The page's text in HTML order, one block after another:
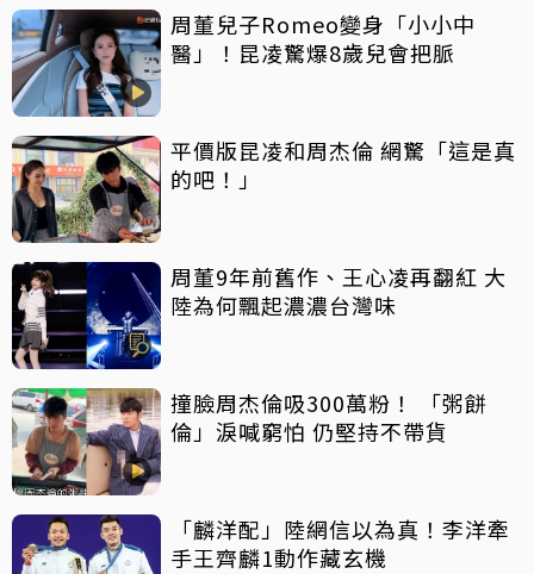
周董兒子Romeo變身「小小中
醫」！昆凌驚爆8歲兒會把脈
平價版昆凌和周杰倫 網驚「這是真
的吧！」
周董9年前舊作、王心凌再翻紅 大
陸為何飄起濃濃台灣味
撞臉周杰倫吸300萬粉！ 「粥餅
倫」淚喊窮怕 仍堅持不帶貨
「麟洋配」陸網信以為真！李洋牽
手王齊麟1動作藏玄機